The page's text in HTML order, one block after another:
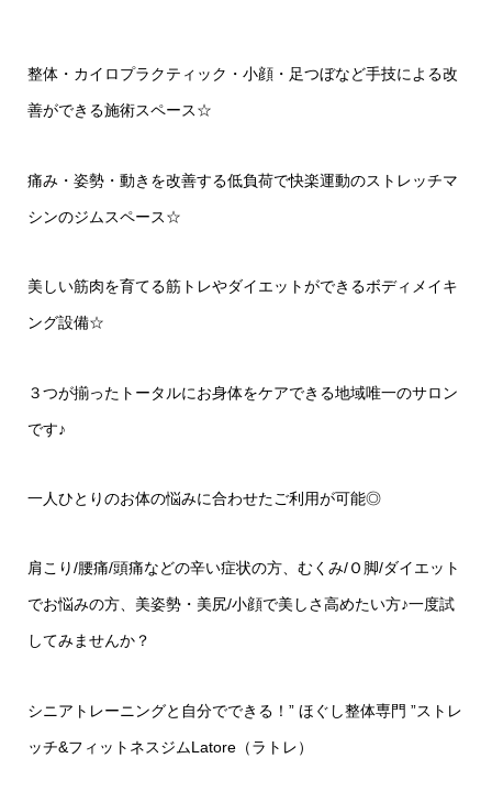
整体・カイロプラクティック・小顔・足つぼなど手技による改
善ができる施術スペース☆
痛み・姿勢・動きを改善する低負荷で快楽運動のストレッチマ
シンのジムスペース☆
美しい筋肉を育てる筋トレやダイエットができるボディメイキ
ング設備☆
３つが揃ったトータルにお身体をケアできる地域唯一のサロン
です♪
一人ひとりのお体の悩みに合わせたご利用が可能◎
肩こり/腰痛/頭痛などの辛い症状の方、むくみ/Ｏ脚/ダイエット
でお悩みの方、美姿勢・美尻/小顔で美しさ高めたい方♪一度試
してみませんか？
シニアトレーニングと自分でできる！ ” ほぐし整体専門 ”ストレ
ッチ&フィットネスジムLatore（ラトレ）